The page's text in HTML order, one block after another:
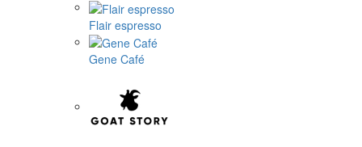
Flair espresso
Gene Café